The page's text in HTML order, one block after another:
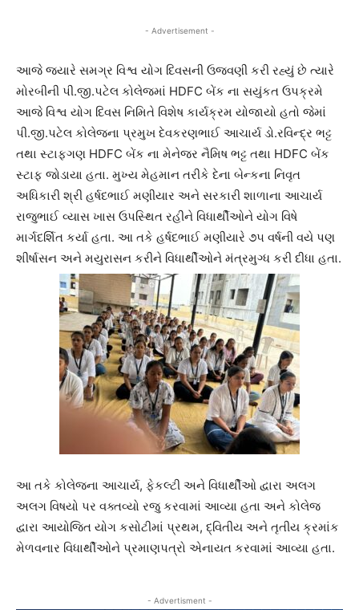
- Advertisement -
આજે જયારે સમગ્ર વિશ્વ યોગ દિવસની ઉજવણી કરી રહ્યું છે ત્યારે
મોરબીની પી.જી.પટેલ કોલેજમાં HDFC બેંક ના સયુંકત ઉપક્રમે
આજે વિશ્વ યોગ દિવસ નિમિતે વિશેષ કાર્યક્રમ યોજાયો હતો જેમાં
પી.જી.પટેલ કોલેજના પ્રમુખ દેવકરણભાઈ આચાર્ય ડો.રવિન્દ્ર ભટ્ટ
તથા સ્ટાફગણ HDFC બેંક ના મેનેજર નૈમિષ ભટ્ટ તથા HDFC બેંક
સ્ટાફ જોડાયા હતા. મુખ્ય મેહમાન તરીકે દેના બેન્કના નિવૃત
અધિકારી શ્રી હર્ષદભાઈ મણીયાર અને સરકારી શાળાના આચાર્ય
રાજુભાઈ વ્યાસ ખાસ ઉપસ્થિત રહીને વિધાર્થીઓને યોગ વિષે
માર્ગદર્શિત કર્યા હતા. આ તકે હર્ષદભાઈ મણીયારે ૭૫ વર્ષની વયે પણ
શીર્ષાસન અને મયુરાસન કરીને વિધાર્થીઓને મંત્રમુગ્ધ કરી દીધા હતા.
આ તકે કોલેજના આચાર્ય, ફેકલ્ટી અને વિધાર્થીઓ દ્વારા અલગ
અલગ વિષયો પર વક્તવ્યો રજુ કરવામાં આવ્યા હતા અને કોલેજ
દ્વારા આયોજિત યોગ કસોટીમાં પ્રથમ, દ્વિતીય અને તૃતીય ક્રમાંક
મેળવનાર વિધાર્થીઓને પ્રમાણપત્રો એનાયત કરવામાં આવ્યા હતા.
- Advertisment -